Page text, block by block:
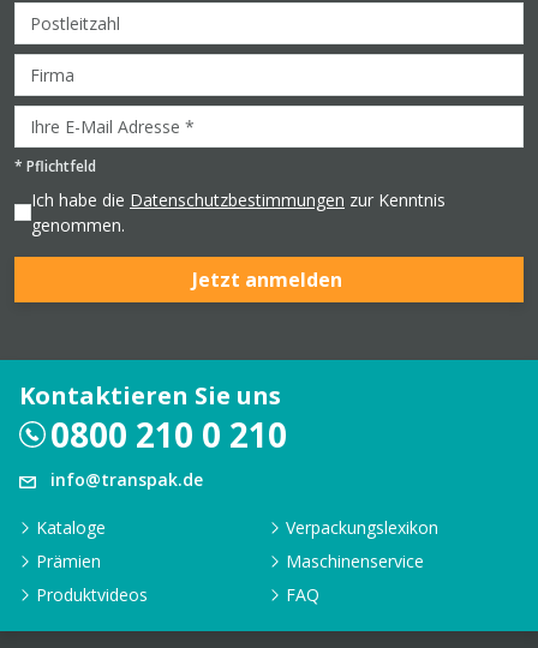
* Pflichtfeld
Ich habe die Datenschutzbestimmungen zur Kenntnis
genommen.
Jetzt anmelden
Kontaktieren Sie uns
0800 210 0 210
info@transpak.de
Kataloge
Verpackungslexikon
Prämien
Maschinenservice
Produktvideos
FAQ